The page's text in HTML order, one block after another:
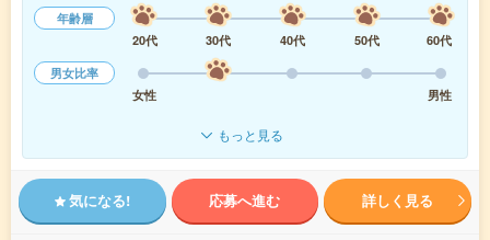
年齢層
20代
30代 40代 50代
60代
男女比率
女性
男性
もっと見る
気になる! 応募へ進む 詳しく見る